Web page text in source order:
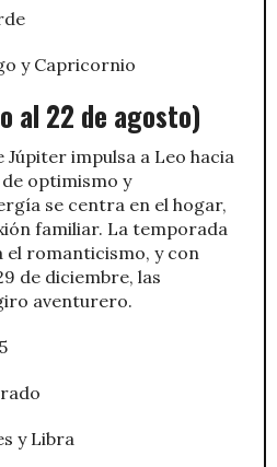
y Capricornio
al 22 de agosto)
impulsa a Leo hacia
optimismo y
se centra en el hogar,
familiar. La temporada
el romanticismo, y con
de diciembre, las
aventurero.
y Libra